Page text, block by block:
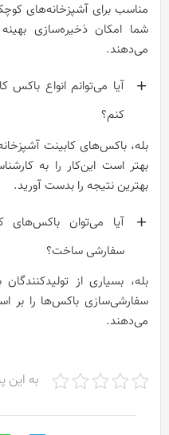
مناسب برای آشپزخانه‌های
شما امکان ذخیره‌‌سازی
می‌دهند.
آیا می‌توانم انواع
کنم؟
بله، باکس‌های کابینت
بهتر است این‌کار را به
بهترین نتیجه را بدست آورید.
آیا می‌توان باکس‌های
سفارشی ساخت؟
بله، بسیاری از
سفارشی‌سازی باکس‌ها را بر
می‌دهند.
به این